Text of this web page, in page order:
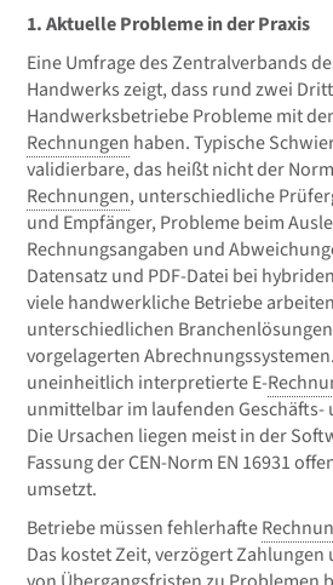
1. Aktuelle Probleme in der Praxis
Eine Umfrage des Zentralverbands
Handwerks zeigt, dass rund zwei
Handwerksbetriebe Probleme mit
Rechnungen haben. Typische
validierbare, das heißt nicht der
Rechnungen, unterschiedliche
und Empfänger, Probleme beim
Rechnungsangaben und
Datensatz und PDF-Datei bei hybriden
viele handwerkliche Betriebe
unterschiedlichen
vorgelagerten
uneinheitlich interpretierte E-
unmittelbar im laufenden Geschäfts-
Die Ursachen liegen meist in der
Fassung der CEN-Norm EN 16931
umsetzt.
Betriebe müssen fehlerhafte
Das kostet Zeit, verzögert